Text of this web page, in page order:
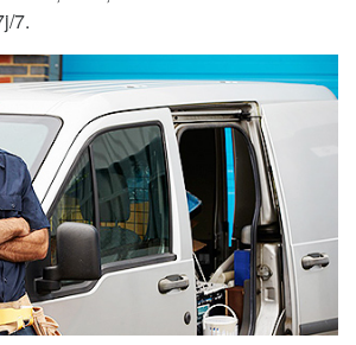
7.